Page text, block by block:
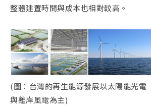
整體建置時間與成本也相對較高。
(圖：台灣的再生能源發展以太陽能光電
與離岸風電為主)